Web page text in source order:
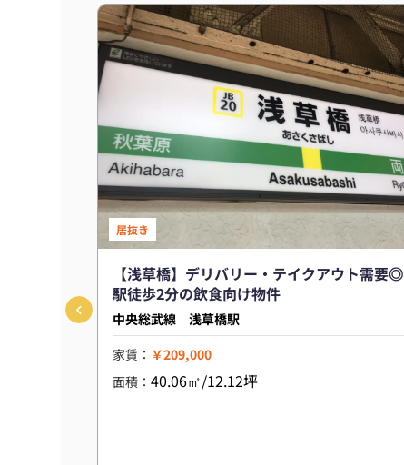
居抜き
【浅草橋】デリバリー・テイクアウト需要◎
駅徒歩2分の飲食向け物件
中央総武線 浅草橋駅
家賃： ￥209,000
面積：40.06㎡/12.12坪